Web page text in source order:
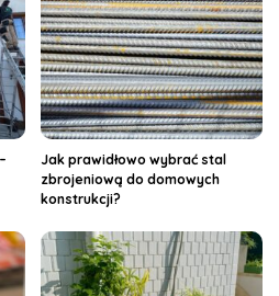
Jak prawidłowo wybrać stal
zbrojeniową do domowych
konstrukcji?